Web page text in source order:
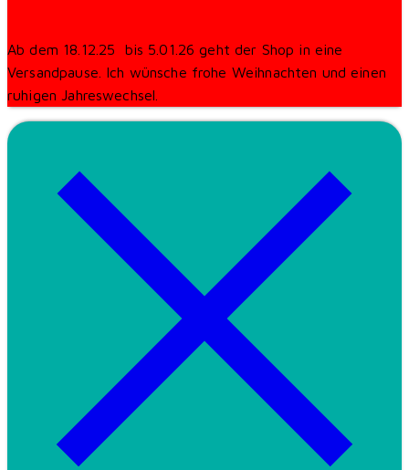
Ab dem 18.12.25 bis 5.01.26 geht der Shop in eine
Versandpause. Ich wünsche frohe Weihnachten und einen
ruhigen Jahreswechsel.